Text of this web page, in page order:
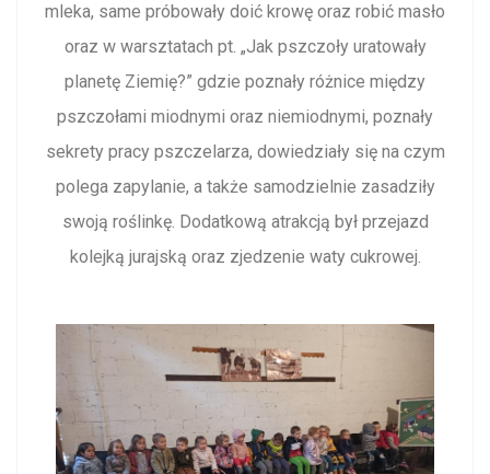
mleka, same próbowały doić krowę oraz robić masło
oraz w warsztatach pt. „Jak pszczoły uratowały
planetę Ziemię?” gdzie poznały różnice między
pszczołami miodnymi oraz niemiodnymi, poznały
sekrety pracy pszczelarza, dowiedziały się na czym
polega zapylanie, a także samodzielnie zasadziły
swoją roślinkę. Dodatkową atrakcją był przejazd
kolejką jurajską oraz zjedzenie waty cukrowej.